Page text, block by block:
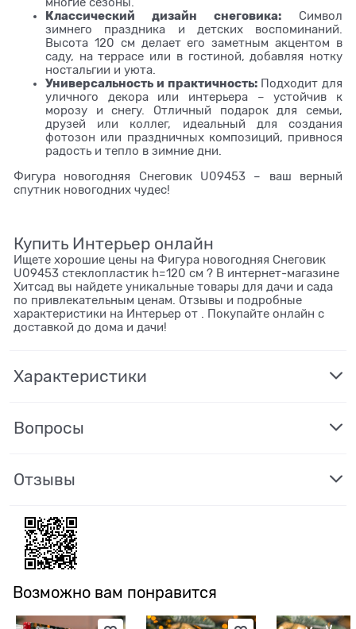
Классический дизайн снеговика: Символ
зимнего праздника и детских воспоминаний.
Высота 120 см делает его заметным акцентом в
саду, на террасе или в гостиной, добавляя нотку
ностальгии и уюта.
Универсальность и практичность:Подходит для
уличного декора или интерьера – устойчив к
морозу и снегу. Отличный подарок для семьи,
друзей или коллег, идеальный для создания
фотозон или праздничных композиций, привнося
радость и тепло в зимние дни.
Фигура новогодняя Снеговик U09453 – ваш верный
спутник новогодних чудес!
Купить Интерьер онлайн
Ищете хорошие цены на Фигура новогодняя Снеговик
U09453 стеклопластик h=120 см ? В интернет-магазине
Хитсад вы найдете уникальные товары для дачи и сада
по привлекательным ценам. Отзывы и подробные
характеристики на Интерьер от . Покупайте онлайн с
доставкой до дома и дачи!
Характеристики
Вопросы
Отзывы
Возможно вам понравится